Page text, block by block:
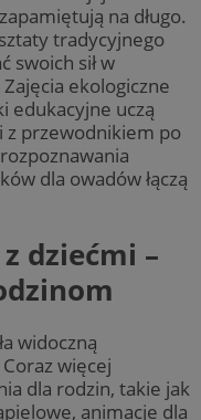
na długo.
tradycyjnego
swoich sił w
ekologiczne
edukacyjne uczą
z przewodnikiem po
dla owadów łączą
dziećmi –
widoczną
więcej
dla rodzin, takie jak
animacje dla